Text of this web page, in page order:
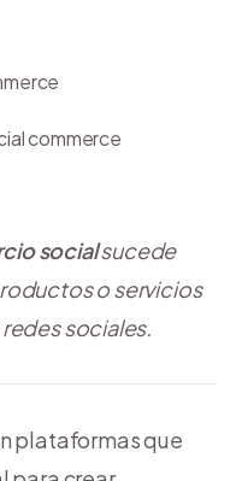
socialsucede
o servicios
sociales.
plataformas que
commerce